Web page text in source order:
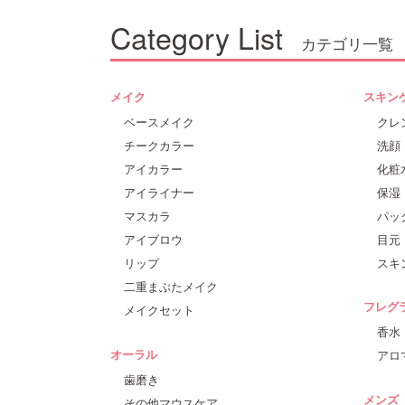
Category List カテゴリ一覧
スキン
クレ
洗顔
化粧
保湿
パッ
目元
スキ
メイク
ベースメイク
チークカラー
アイカラー
アイライナー
マスカラ
アイブロウ
リップ
二重まぶたメイク
メイクセット
フレグ
香水
アロ
オーラル
歯磨き
メンズ